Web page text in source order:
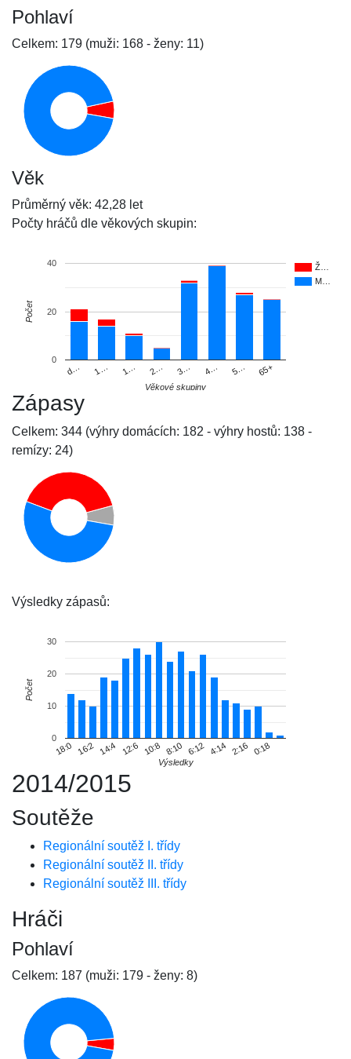
Pohlaví
Celkem: 179 (muži: 168 - ženy: 11)
Věk
Průměrný věk: 42,28 let
Počty hráčů dle věkových skupin:
Ž…
M…
d… 1… 1… 2… 3… 4… 5… 65+
0
20
40
Věkové skupiny
Počet
Zápasy
Celkem: 344 (výhry domácích: 182 - výhry hostů: 138 -
remízy: 24)
Výsledky zápasů:
18:0 16:2 14:4 12:6 10:8 8:10 6:12 4:14 2:16 0:18
0
10
20
30
Výsledky
Počet
2014/2015
Soutěže
Regionální soutěž I. třídy
Regionální soutěž II. třídy
Regionální soutěž III. třídy
Hráči
Pohlaví
Celkem: 187 (muži: 179 - ženy: 8)